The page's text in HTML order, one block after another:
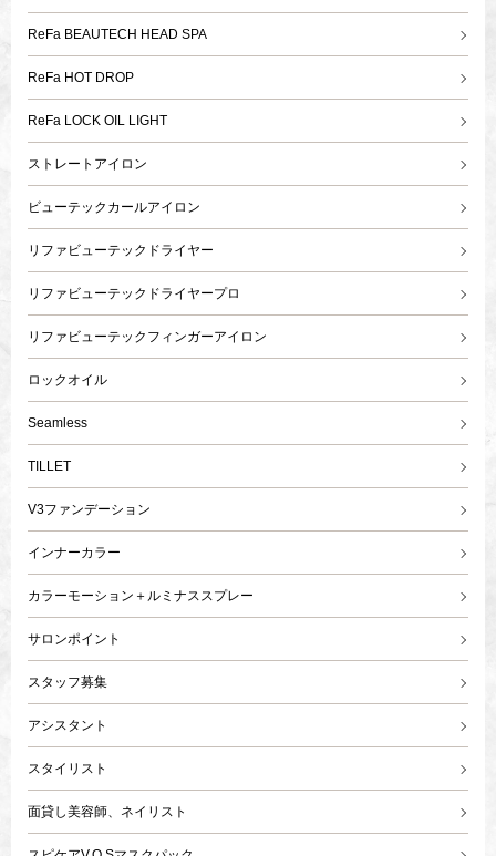
ReFa BEAUTECH HEAD SPA
ReFa HOT DROP
ReFa LOCK OIL LIGHT
ストレートアイロン
ビューテックカールアイロン
リファビューテックドライヤー
リファビューテックドライヤープロ
リファビューテックフィンガーアイロン
ロックオイル
Seamless
TILLET
V3ファンデーション
インナーカラー
カラーモーション＋ルミナススプレー
サロンポイント
スタッフ募集
アシスタント
スタイリスト
面貸し美容師、ネイリスト